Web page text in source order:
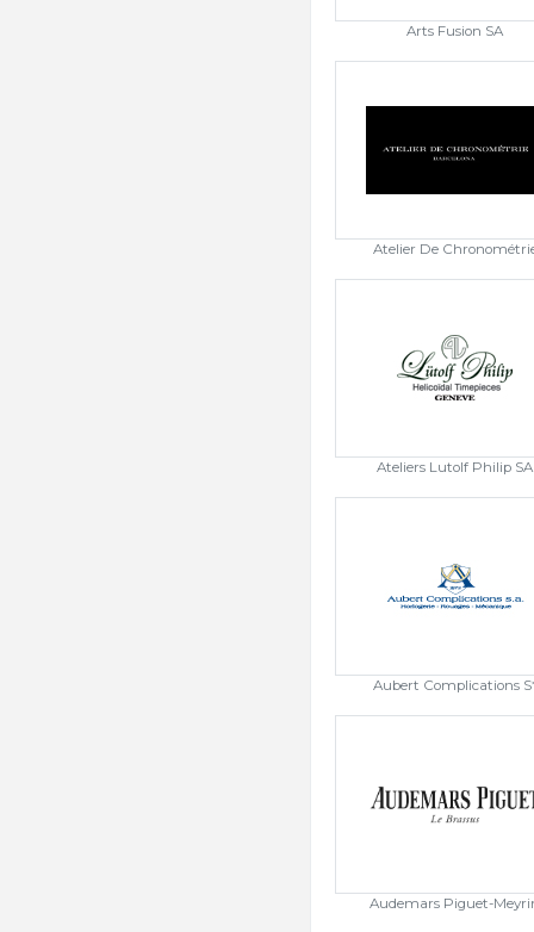
Arts Fusion SA
Atelier De
Ateliers Lutolf Philip SA
Aubert Complications
Audemars Piguet-